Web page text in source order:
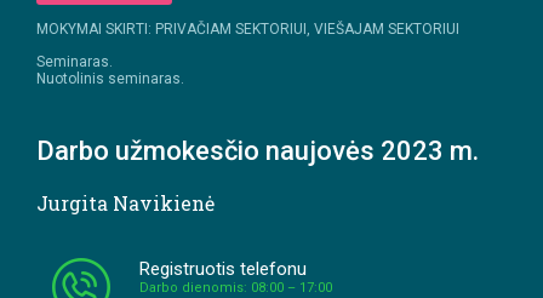
MOKYMAI SKIRTI: PRIVAČIAM SEKTORIUI, VIEŠAJAM SEKTORIUI
Seminaras.
Nuotolinis seminaras.
Darbo užmokesčio naujovės 2023 m.
Jurgita Navikienė
Registruotis telefonu
Darbo dienomis: 08:00 – 17:00